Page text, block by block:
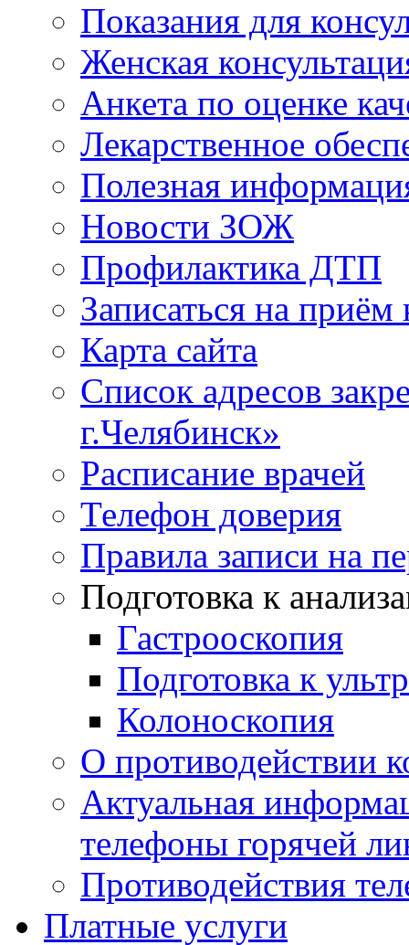
Показания для
Женская
Анкета по оценке
Лекарственное
Полезная
Новости ЗОЖ
Профилактика ДТП
Записаться на приём
Карта сайта
Список адресов
г.Челябинск»
Расписание врачей
Телефон доверия
Правила записи на
Подготовка к
Гастрооскопия
Подготовка к
Колоноскопия
О противодействии
Актуальная
телефоны горячей
Противодействия
Платные услуги